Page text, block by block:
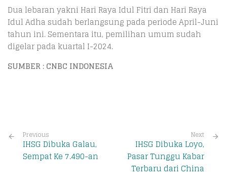
Dua lebaran yakni Hari Raya Idul Fitri dan Hari Raya
Idul Adha sudah berlangsung pada periode April-Juni
tahun ini. Sementara itu, pemilihan umum sudah
digelar pada kuartal I-2024.
SUMBER : CNBC INDONESIA
Previous
IHSG Dibuka Galau,
Sempat Ke 7.490-an
Next
IHSG Dibuka Loyo,
Pasar Tunggu Kabar
Terbaru dari China